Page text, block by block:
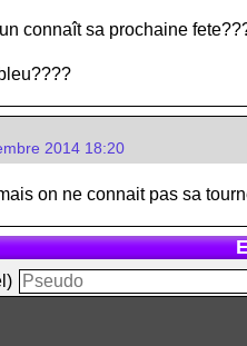
connaît sa prochaine
2014 18:20
on ne connait pas sa